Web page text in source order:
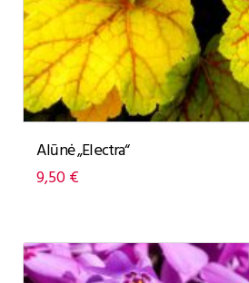
Alūnė „Electra“
9,50€